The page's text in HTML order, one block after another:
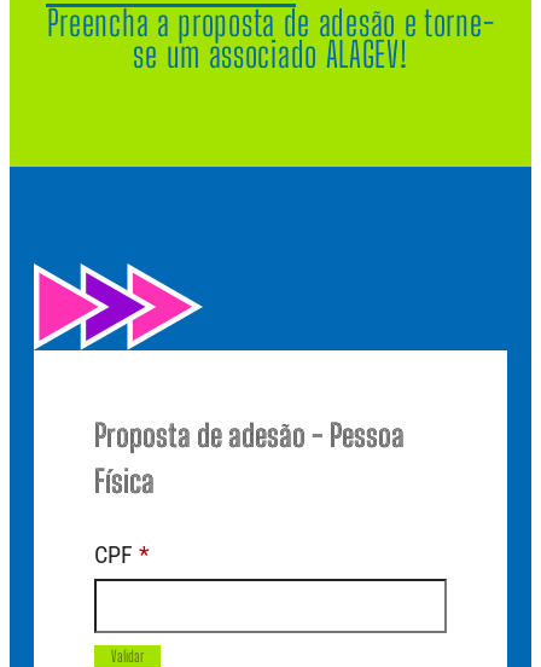
Preencha a proposta de adesão e torne-
se um associado ALAGEV!
Proposta de adesão - Pessoa
Física
CPF *
Validar